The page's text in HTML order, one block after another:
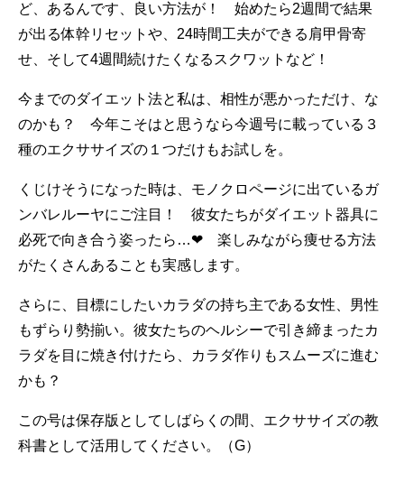
ど、あるんです、良い方法が！ 始めたら2週間で結果
が出る体幹リセットや、24時間工夫ができる肩甲骨寄
せ、そして4週間続けたくなるスクワットなど！
今までのダイエット法と私は、相性が悪かっただけ、な
のかも？ 今年こそはと思うなら今週号に載っている３
種のエクササイズの１つだけもお試しを。
くじけそうになった時は、モノクロページに出ているガ
ンバレルーヤにご注目！ 彼女たちがダイエット器具に
必死で向き合う姿ったら…❤ 楽しみながら痩せる方法
がたくさんあることも実感します。
さらに、目標にしたいカラダの持ち主である女性、男性
もずらり勢揃い。彼女たちのヘルシーで引き締まったカ
ラダを目に焼き付けたら、カラダ作りもスムーズに進む
かも？
この号は保存版としてしばらくの間、エクササイズの教
科書として活用してください。（G）